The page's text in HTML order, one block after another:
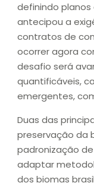
definindo
antecipou a
contratos de
ocorrer agora
desafio será
quantificáveis,
emergentes,
Duas das
preservação da
padronização
adaptar
dos biomas